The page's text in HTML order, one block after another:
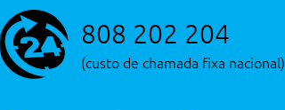
808 202 204
(custo de chamada fixa nacional)